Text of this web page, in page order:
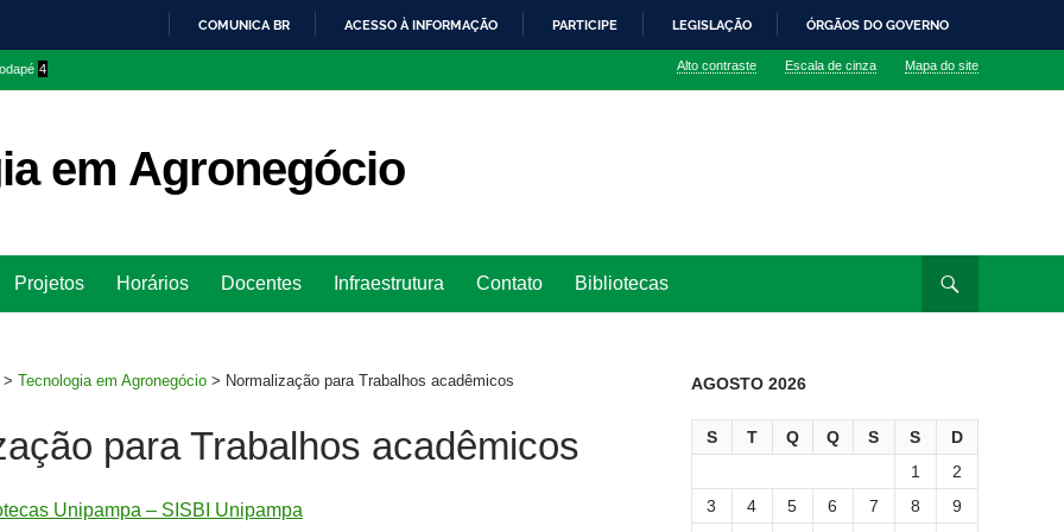
O
COMUNICA BR ACESSO À INFORMAÇÃO PARTICIPE LEGISLAÇÃO ÓRGÃOS DO GOVERNO
4 Alto contraste Escala de cinza Mapa do site
em Agronegócio
para
Projetos Horários Docentes Infraestrutura Contato Bibliotecas
> Tecnologia em Agronegócio > Normalização para Trabalhos acadêmicos
para Trabalhos acadêmicos
Unipampa – SISBI Unipampa
AGOSTO 2026
S T Q Q S S
D
1
2
3
4 5 6 7 8
9